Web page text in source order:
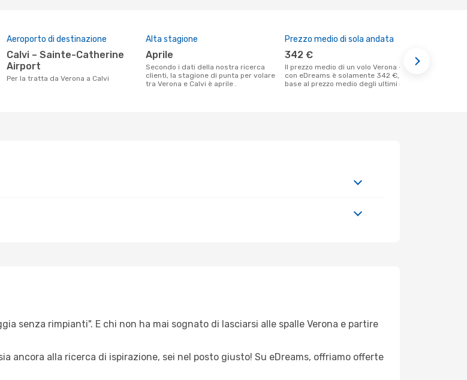
Aeroporto di destinazione
Calvi – Sainte-Catherine
Airport
Per la tratta da Verona a Calvi
Alta stagione
aprile
Secondo i dati della nostra ricerca
clienti, la stagione di punta per volare
tra Verona e Calvi è aprile .
Prezzo medio di sola andata
342 €
Il prezzo medio di un volo Verona - Calvi
con eDreams è solamente 342 €, in
base al prezzo medio degli ultimi mesi.
senza rimpianti". E chi non ha mai sognato di lasciarsi alle spalle Verona e partire
ancora alla ricerca di ispirazione, sei nel posto giusto! Su eDreams, offriamo offerte